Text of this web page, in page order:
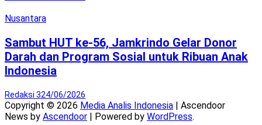
Nusantara
Sambut HUT ke-56, Jamkrindo Gelar Donor
Darah dan Program Sosial untuk Ribuan Anak
Indonesia
Redaksi 324/06/2026
Copyright © 2026 Media Analis Indonesia | Ascendoor
News by Ascendoor | Powered by WordPress.